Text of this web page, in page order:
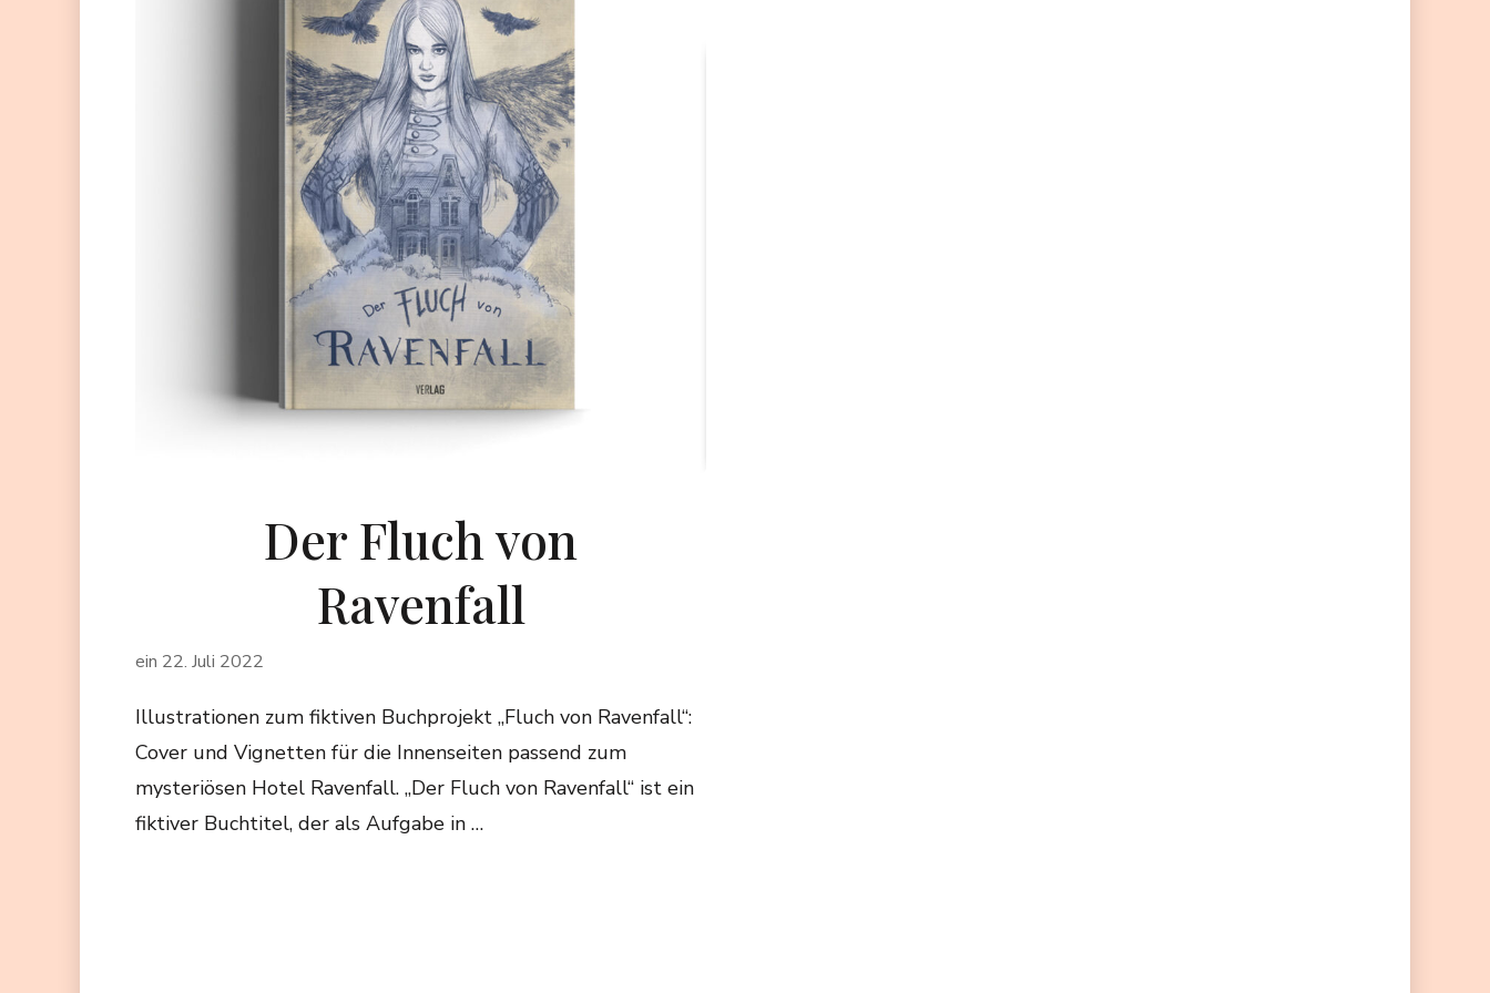
Der Fluch von
Ravenfall
ein 22. Juli 2022
Illustrationen zum fiktiven Buchprojekt „Fluch von Ravenfall“:
Cover und Vignetten für die Innenseiten passend zum
mysteriösen Hotel Ravenfall. „Der Fluch von Ravenfall“ ist ein
fiktiver Buchtitel, der als Aufgabe in …